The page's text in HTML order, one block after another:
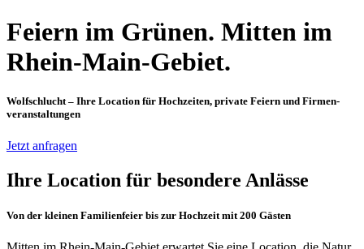
Feiern im Grünen. Mitten im
Rhein-Main-Gebiet.
Wolfschlucht – Ihre Location für Hochzeiten, private Feiern und Firmen­
veranstaltungen
Jetzt anfragen
Ihre Location für besondere Anlässe
Von der kleinen Familienfeier bis zur Hochzeit mit 200 Gästen